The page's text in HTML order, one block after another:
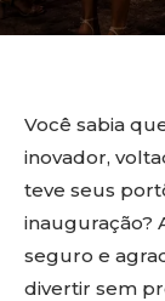
Você sabia
inovador,
teve seus
inauguração?
seguro e
divertir sem